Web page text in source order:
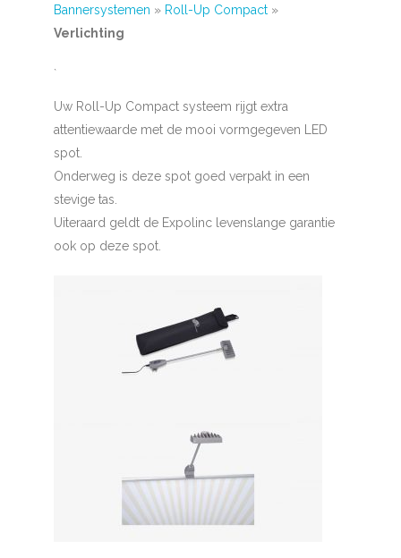
Bannersystemen » Roll-Up Compact»
Verlichting
`
Uw Roll-Up Compact systeem rijgt extra
attentiewaarde met de mooi vormgegeven LED
spot.
Onderweg is deze spot goed verpakt in een
stevige tas.
Uiteraard geldt de Expolinc levenslange garantie
ook op deze spot.